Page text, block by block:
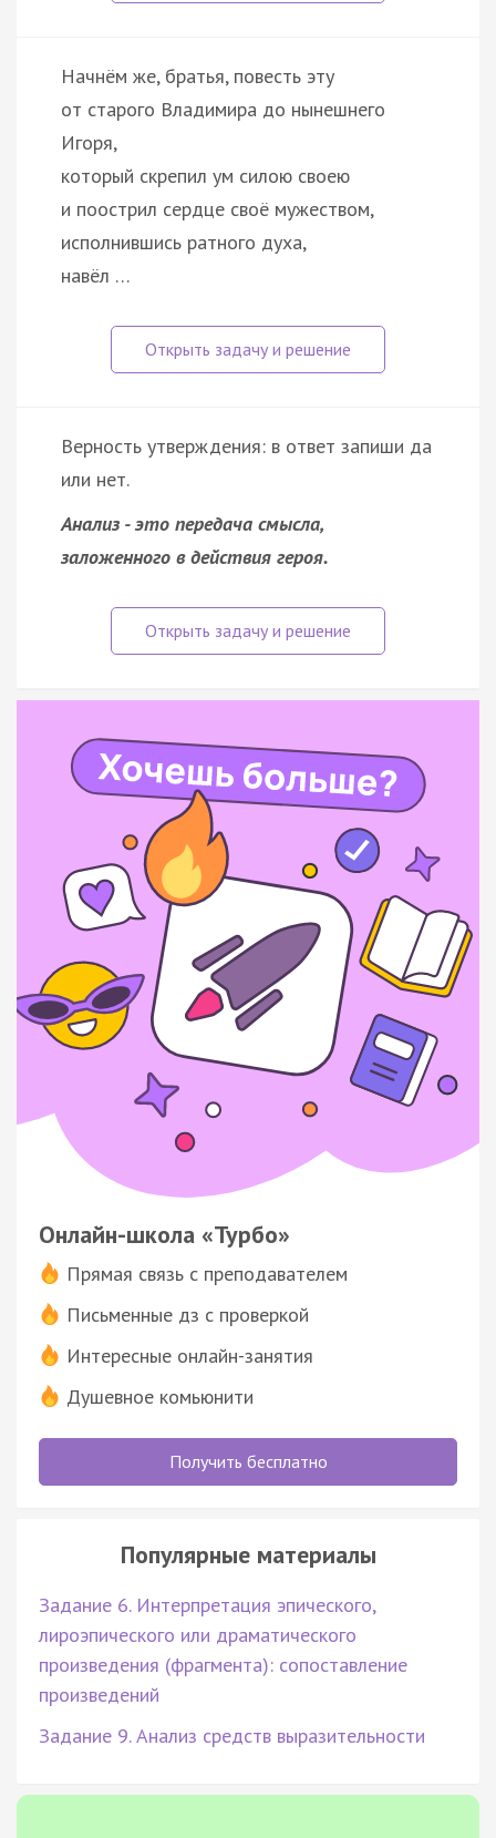
Начнём же, братья, повесть эту
от старого Владимира до нынешнего
Игоря,
который скрепил ум силою своею
и поострил сердце своё мужеством,
исполнившись ратного духа,
навёл …
Верность утверждения: в ответ запиши да
или нет.
Анализ - это передача смысла,
заложенного в действия героя.
Онлайн-школа «Турбо»
Прямая связь с преподавателем
Письменные дз с проверкой
Интересные онлайн-занятия
Душевное комьюнити
Получить бесплатно
Популярные материалы
Задание 6. Интерпретация эпического,
лироэпического или драматического
произведения (фрагмента): сопоставление
произведений
Задание 9. Анализ средств выразительности